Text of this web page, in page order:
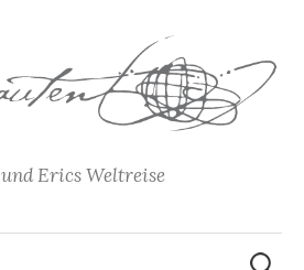
Erics Weltreise
Suchen
nach: